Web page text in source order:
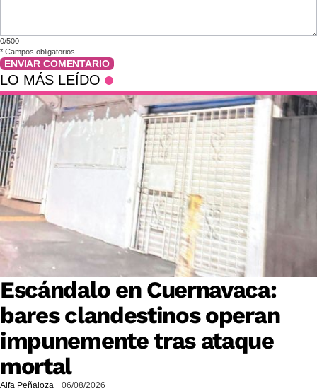
0/500
* Campos obligatorios
ENVIAR COMENTARIO
LO MÁS LEÍDO
Escándalo en Cuernavaca:
bares clandestinos operan
impunemente tras ataque
mortal
Alfa Peñaloza 06/08/2026